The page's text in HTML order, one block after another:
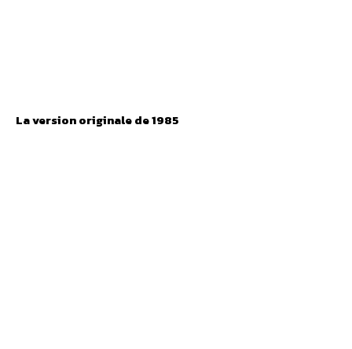
La version originale de 1985